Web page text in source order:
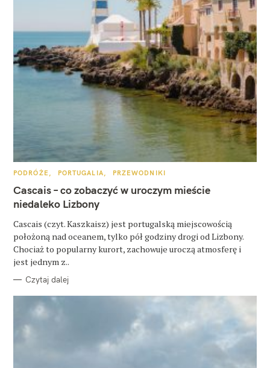
K
T
E
G
O
I
E
PODRÓŻE PORTUGALIA PRZEWODNIKI
Cascais – co zobaczyć w uroczym mieście
niedaleko Lizbony
Cascais (czyt. Kaszkaisz) jest portugalską miejscowością
położoną nad oceanem, tylko pół godziny drogi od Lizbony.
Chociaż to popularny kurort, zachowuje uroczą atmosferę i
jest jednym z..
Czytaj dalej
W
y
s
z
u
k
a